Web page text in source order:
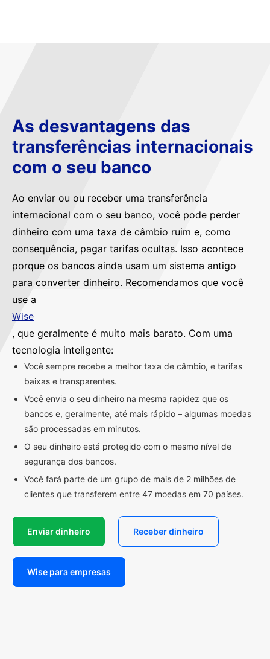
As desvantagens das
transferências internacionais
com o seu banco
Ao enviar ou ou receber uma transferência
internacional com o seu banco, você pode perder
dinheiro com uma taxa de câmbio ruim e, como
consequência, pagar tarifas ocultas. Isso acontece
porque os bancos ainda usam um sistema antigo
para converter dinheiro. Recomendamos que você
use a
Wise
, que geralmente é muito mais barato. Com uma
tecnologia inteligente:
Você sempre recebe a melhor taxa de câmbio, e tarifas
baixas e transparentes.
Você envia o seu dinheiro na mesma rapidez que os
bancos e, geralmente, até mais rápido – algumas moedas
são processadas em minutos.
O seu dinheiro está protegido com o mesmo nível de
segurança dos bancos.
Você fará parte de um grupo de mais de 2 milhões de
clientes que transferem entre 47 moedas em 70 países.
Enviar dinheiro Receber dinheiro
Wise para empresas